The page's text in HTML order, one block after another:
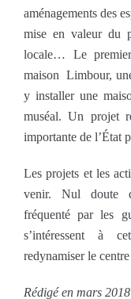
aménagements des
mise en valeur du
locale… Le
maison Limbour,
y installer une
muséal. Un projet
importante de l’État
Les projets et les
venir. Nul doute
fréquenté par les
s’intéressent à
redynamiser le
Rédigé en mars 2018